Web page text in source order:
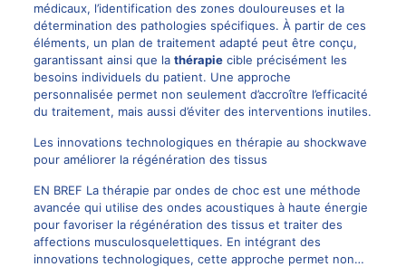
médicaux, l’identification des zones douloureuses et la
détermination des pathologies spécifiques. À partir de ces
éléments, un plan de traitement adapté peut être conçu,
garantissant ainsi que la thérapiecible précisément les
besoins individuels du patient. Une approche
personnalisée permet non seulement d’accroître l’efficacité
du traitement, mais aussi d’éviter des interventions inutiles.
Les innovations technologiques en thérapie au shockwave
pour améliorer la régénération des tissus
EN BREF La thérapie par ondes de choc est une méthode
avancée qui utilise des ondes acoustiques à haute énergie
pour favoriser la régénération des tissus et traiter des
affections musculosquelettiques. En intégrant des
innovations technologiques, cette approche permet non…